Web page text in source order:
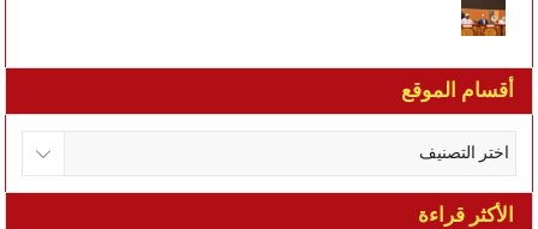
أقسام الموقع
الأكثر قراءة